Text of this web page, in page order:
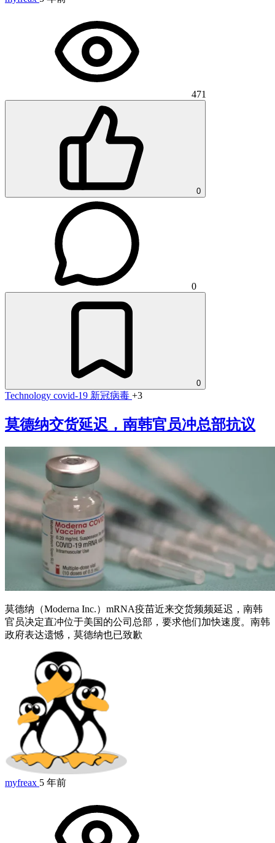
471
0
0
0
Technology covid-19 新冠病毒 +3
莫德纳交货延迟，南韩官员冲总部抗议
莫德纳（Moderna Inc.）mRNA疫苗近来交货频频延迟，南韩
官员决定直冲位于美国的公司总部，要求他们加快速度。南韩
政府表达遗憾，莫德纳也已致歉
myfreax 5 年前